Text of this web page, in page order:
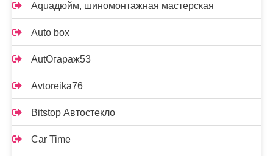
Aquaдюйм, шиномонтажная мастерская
Auto box
AutOгараж53
Avtoreika76
Bitstop Автостекло
Car Time